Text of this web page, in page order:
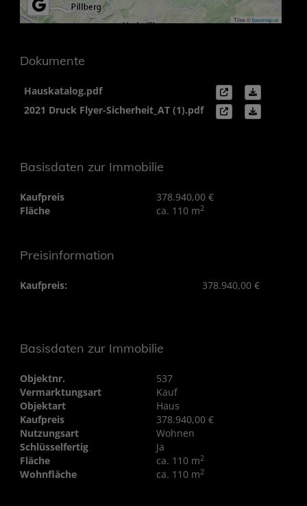
Tiles ©basemap.at
Dokumente
Hauskatalog.pdf
2021 Druck Flyer-Sicherheit_AT (1).pdf
Basisdaten zur Immobilie
Kaufpreis
378.940,00 €
Fläche
ca. 110 m2
Preisinformation
Kaufpreis: 378.940,00 €
Basisdaten zur Immobilie
Objektnr.
537
Vermarktungsart
Kauf
Objektart
Haus
Kaufpreis
378.940,00 €
Nutzungsart
Wohnen
Schlüsselfertig
Ja
Fläche
ca. 110 m2
Wohnfläche ca. 110 m2